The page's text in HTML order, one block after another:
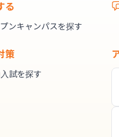
る
ンキャンパスを探す
策
試を探す